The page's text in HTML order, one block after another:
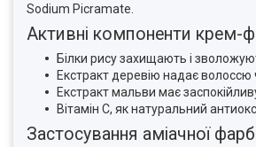
Sodium Picramate.
Активні компоненти крем-
Білки рису захищають і
Екстракт деревію надає волоссю
Екстракт мальви має
Вітамін С, як натуральний
Застосування аміачної